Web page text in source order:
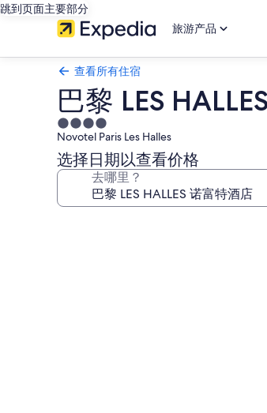
跳到页面主要部分
旅游产品
查看所有住宿
巴黎 LES
4.0
星
住
宿
Novotel Paris Les Halles
选择日期以查看价格
去哪里？